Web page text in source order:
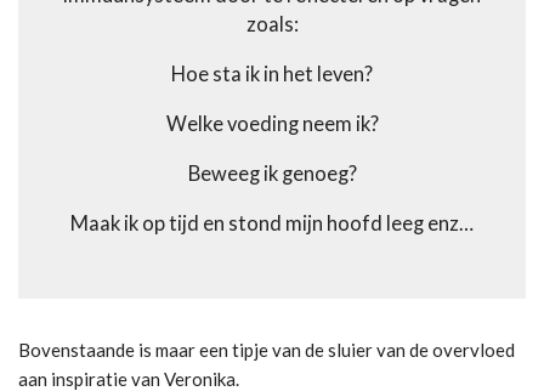
zoals:
Hoe sta ik in het leven?
Welke voeding neem ik?
Beweeg ik genoeg?
Maak ik op tijd en stond mijn hoofd leeg enz…
Bovenstaande is maar een tipje van de sluier van de overvloed
aan inspiratie van Veronika.